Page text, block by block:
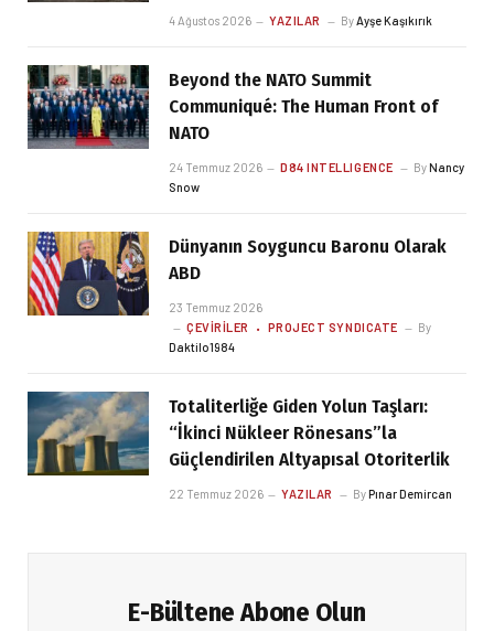
4 Ağustos 2026 YAZILAR ByAyşe Kaşıkırık
Beyond the NATO Summit
Communiqué: The Human Front of
NATO
24 Temmuz 2026 D84 INTELLIGENCE ByNancy
Snow
Dünyanın Soyguncu Baronu Olarak
ABD
23 Temmuz 2026
ÇEVIRILER
PROJECT SYNDICATE
By
Daktilo1984
Totaliterliğe Giden Yolun Taşları:
“İkinci Nükleer Rönesans”la
Güçlendirilen Altyapısal Otoriterlik
22 Temmuz 2026 YAZILAR ByPınar Demircan
E-Bültene Abone Olun